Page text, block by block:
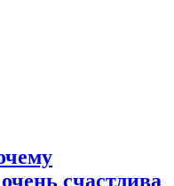
счастлива